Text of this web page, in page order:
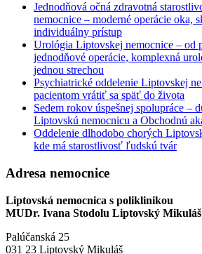
Jednodňová očná zdravotná
nemocnice – moderné operácie oka,
individuálny prístup
Urológia Liptovskej nemocnice – od
jednodňové operácie, komplexná
jednou strechou
Psychiatrické oddelenie Liptovskej
pacientom vrátiť sa späť do života
Sedem rokov úspešnej spolupráce –
Liptovskú nemocnicu a Obchodnú
Oddelenie dlhodobo chorých
kde má starostlivosť ľudskú tvár
Adresa nemocnice
Liptovská nemocnica s poliklinikou
MUDr. Ivana Stodolu Liptovský Mikuláš
Palúčanská 25
031 23 Liptovský Mikuláš